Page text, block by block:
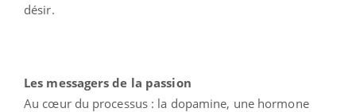
désir.
Les messagers de la passion
Au cœur du processus : la dopamine, une hormone